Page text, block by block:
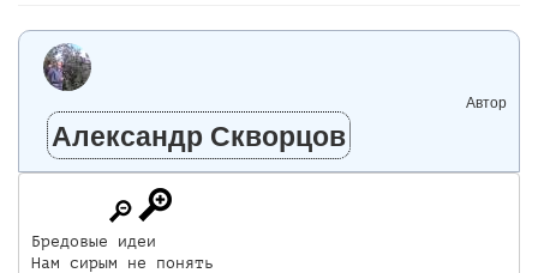
Автор
Александр Скворцов
Бредовые идеи
Нам сирым не понять